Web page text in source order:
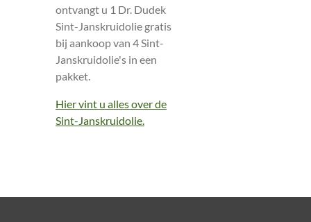
ontvangt u 1 Dr. Dudek
Sint-Janskruidolie gratis
bij aankoop van 4 Sint-
Janskruidolie's in een
pakket.
Hier vint u alles over de
Sint-Janskruidolie.